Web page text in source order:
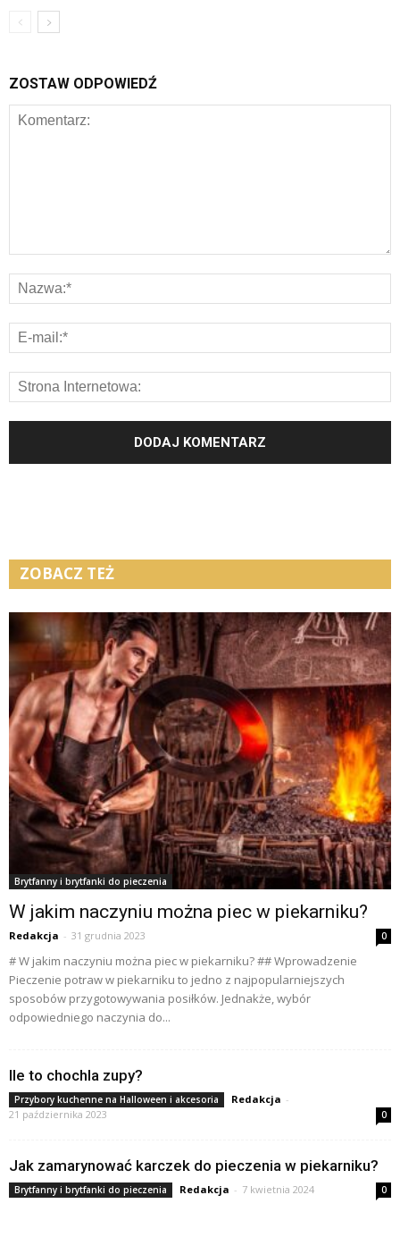
ZOSTAW ODPOWIEDŹ
ZOBACZ TEŻ
Brytfanny i brytfanki do pieczenia
W jakim naczyniu można piec w piekarniku?
Redakcja - 31 grudnia 2023 0
# W jakim naczyniu można piec w piekarniku? ## Wprowadzenie
Pieczenie potraw w piekarniku to jedno z najpopularniejszych
sposobów przygotowywania posiłków. Jednakże, wybór
odpowiedniego naczynia do...
Ile to chochla zupy?
Przybory kuchenne na Halloween i akcesoria Redakcja -
21 października 2023
0
Jak zamarynować karczek do pieczenia w piekarniku?
Brytfanny i brytfanki do pieczenia Redakcja - 7 kwietnia 2024 0